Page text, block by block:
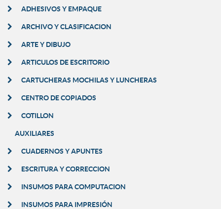
ADHESIVOS Y EMPAQUE
ARCHIVO Y CLASIFICACION
ARTE Y DIBUJO
ARTICULOS DE ESCRITORIO
CARTUCHERAS MOCHILAS Y LUNCHERAS
CENTRO DE COPIADOS
COTILLON
AUXILIARES
CUADERNOS Y APUNTES
ESCRITURA Y CORRECCION
INSUMOS PARA COMPUTACION
INSUMOS PARA IMPRESIÓN